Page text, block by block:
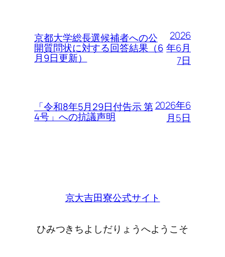
京都大学総長選候補者への公
開質問状に対する回答結果（6
月9日更新）
2026
年6月
7日
「令和8年5月29日付告示 第
4号」への抗議声明
2026年6
月5日
京大吉田寮公式サイト
ひみつきちよしだりょうへようこそ